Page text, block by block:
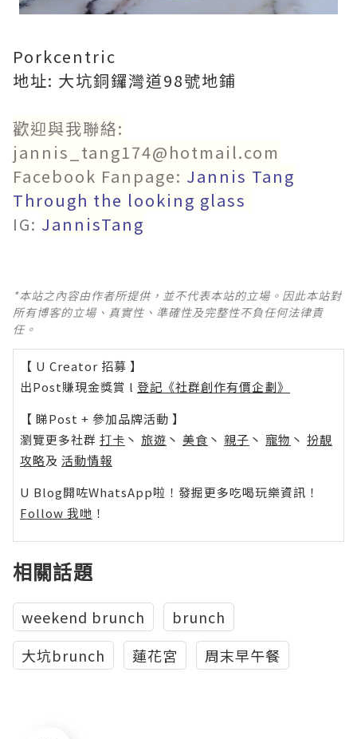
Porkcentric
地址: 大坑銅鑼灣道98號地鋪
歡迎與我聯絡:
jannis_tang174@hotmail.com
Facebook Fanpage: Jannis Tang
Through the looking glass
IG: JannisTang
*本站之內容由作者所提供，並不代表本站的立場。因此本站對
所有博客的立場、真實性、準確性及完整性不負任何法律責
任。
【 U Creator 招募 】
出Post賺現金獎賞 l 登記《社群創作有價企劃》
【 睇Post + 參加品牌活動 】
瀏覽更多社群 打卡 丶 旅遊 丶 美食 丶 親子 丶 寵物 丶 扮靚
攻略及 活動情報
U Blog開咗WhatsApp啦！發掘更多吃喝玩樂資訊！
Follow 我哋 ！
相關話題
weekend brunch
brunch
大坑brunch
蓮花宮 周末早午餐